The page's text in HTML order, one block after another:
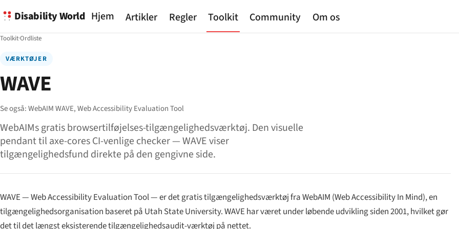
Disability World Hjem Artikler Regler Toolkit Community Om os
Toolkit·Ordliste
VÆRKTØJER
WAVE
Se også:WebAIM WAVE,Web Accessibility Evaluation Tool
WebAIMs gratis browsertilføjelses-tilgængelighedsværktøj. Den visuelle
pendant til axe-cores CI-venlige checker — WAVE viser
tilgængelighedsfund direkte på den gengivne side.
WAVE — Web Accessibility Evaluation Tool — er det gratis tilgængelighedsværktøj fra WebAIM (Web Accessibility In Mind), en
tilgængelighedsorganisation baseret på Utah State University. WAVE har været under løbende udvikling siden 2001, hvilket gør
det til det længst eksisterende tilgængelighedsaudit-værktøj på nettet.